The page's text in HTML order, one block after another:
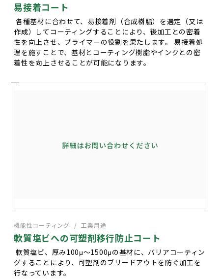
易接着コート
各種基材に合わせて、易接着剤（合成樹脂）を選定（又は
作成）してコーティングすることにより、後加工との密着
性を向上させ、プライマーの役割を果たします。 易接着処
理を施すことで、基材とコーティング樹脂やインクとの密
着性を向上させることが可能になります。
機能性コーティング 工業用途
軟質塩ビへの可塑剤移行防止コート
軟質塩ビ、厚み100μ～1500μの基材に、バリアコーティン
グすることにより、可塑剤のブリードアウトを防ぐ加工を
行なっています。